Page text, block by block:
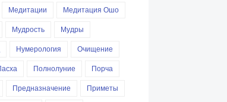
Медитации
Медитация Ошо
Мудрость
Мудры
Нумерология
Очищение
Полнолуние
Порча
Предназначение
Приметы